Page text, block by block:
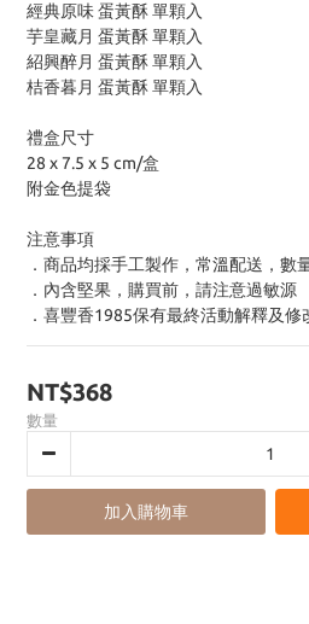
經典原味 蛋黃酥 單顆入
芋皇藏月 蛋黃酥 單顆入
紹興醉月 蛋黃酥 單顆入
桔香暮月 蛋黃酥 單顆入
禮盒尺寸
28 x 7.5 x 5 cm/盒
附金色提袋
注意事項
．商品均採手工製作，常溫配送，數
．內含堅果，購買前，請注意過敏源
．喜豐香1985保有最終活動解釋及修
NT$368
數量
加入購物車